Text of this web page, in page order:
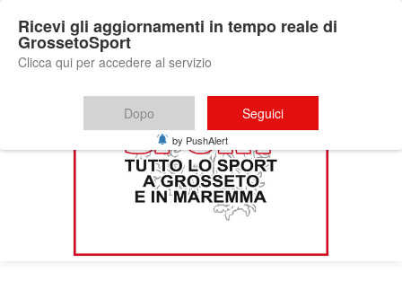
Ricevi gli aggiornamenti in tempo reale di
GrossetoSport
Clicca qui per accedere al servizio
Dopo Seguici
by PushAlert